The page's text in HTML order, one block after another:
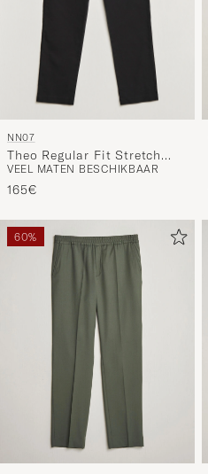
NN07
Theo Regular Fit Stretch
Chinos Black
VEEL MATEN BESCHIKBAAR
165€
60%